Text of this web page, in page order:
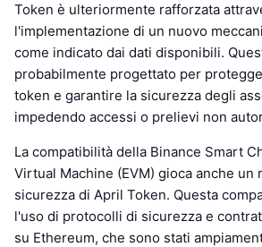
Token è ulteriormente rafforzata
l'implementazione di un nuovo
come indicato dai dati disponibili.
probabilmente progettato per
token e garantire la sicurezza degli
impedendo accessi o prelievi non
La compatibilità della Binance Smart
Virtual Machine (EVM) gioca anche un
sicurezza di April Token. Questa
l'uso di protocolli di sicurezza e
su Ethereum, che sono stati